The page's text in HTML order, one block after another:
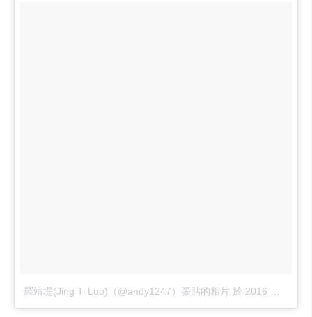
羅靖堤(Jing Ti Luo)（@andy1247）張貼的相片 於 2016 年 7月 月 25 8:31下午 PDT